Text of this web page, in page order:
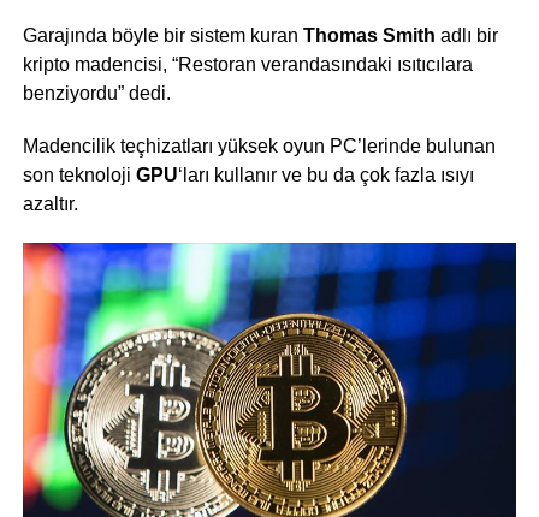
Garajında ​​böyle bir sistem kuran Thomas Smith adlı bir
kripto madencisi, “Restoran verandasındaki ısıtıcılara
benziyordu” dedi.
Madencilik teçhizatları yüksek oyun PC’lerinde bulunan
son teknoloji GPU‘ları kullanır ve bu da çok fazla ısıyı
azaltır.